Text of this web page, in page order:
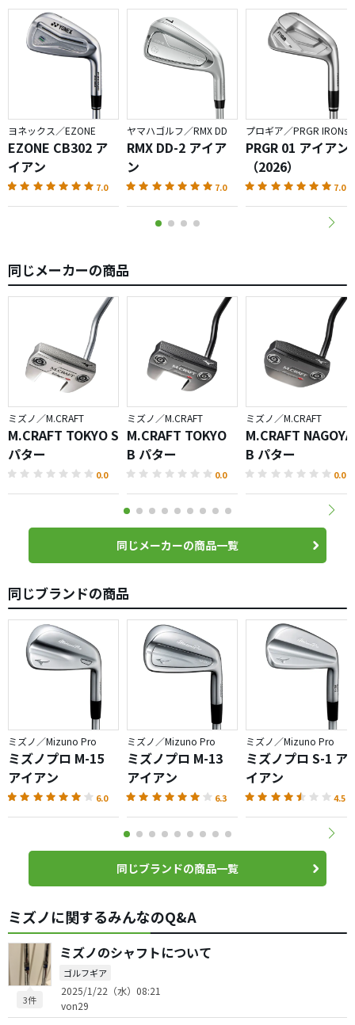
ヨネックス／EZONE
EZONE CB302 ア
イアン
7.0
ヤマハゴルフ／RMX DD
RMX DD-2 アイア
ン
7.0
プロギア／PRGR IRONs
PRGR 01 アイアン
（2026）
7.0
同じメーカーの商品
ミズノ／M.CRAFT
M.CRAFT TOKYO S
パター
0.0
ミズノ／M.CRAFT
M.CRAFT TOKYO
B パター
0.0
ミズノ／M.CRAFT
M.CRAFT NAGOYA
B パター
0.0
同じメーカーの商品一覧
同じブランドの商品
ミズノ／Mizuno Pro
ミズノプロ M-15
アイアン
6.0
ミズノ／Mizuno Pro
ミズノプロ M-13
アイアン
6.3
ミズノ／Mizuno Pro
ミズノプロ S-1 ア
イアン
4.5
同じブランドの商品一覧
ミズノに関するみんなのQ&A
3件
ミズノのシャフトについて
ゴルフギア
2025/1/22（水）08:21
von29